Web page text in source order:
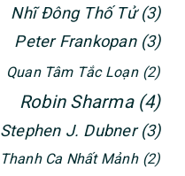
Nhĩ Đông Thố Tử (3)
Peter Frankopan (3)
Quan Tâm Tắc Loạn (2)
Robin Sharma (4)
Stephen J. Dubner (3)
Thanh Ca Nhất Mảnh (2)